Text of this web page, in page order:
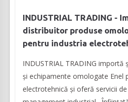
INDUSTRIAL TRADING -
distribuitor produse
pentru industria
INDUSTRIAL TRADING importă
și echipamente omologate Enel
electrotehnică și oferă servicii